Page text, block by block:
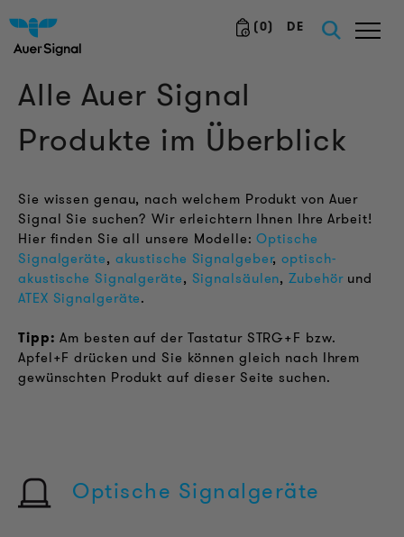
(0) DE
Alle Auer Signal
Produkte im Überblick
Sie wissen genau, nach welchem Produkt von Auer
Signal Sie suchen? Wir erleichtern Ihnen Ihre Arbeit!
Hier finden Sie all unsere Modelle:Optische
Signalgeräte, akustische Signalgeber,optisch-
akustische Signalgeräte, Signalsäulen,Zubehörund
ATEX Signalgeräte.
Tipp: Am besten auf der Tastatur STRG+F bzw.
Apfel+F drücken und Sie können gleich nach Ihrem
gewünschten Produkt auf dieser Seite suchen.
Optische Signalgeräte